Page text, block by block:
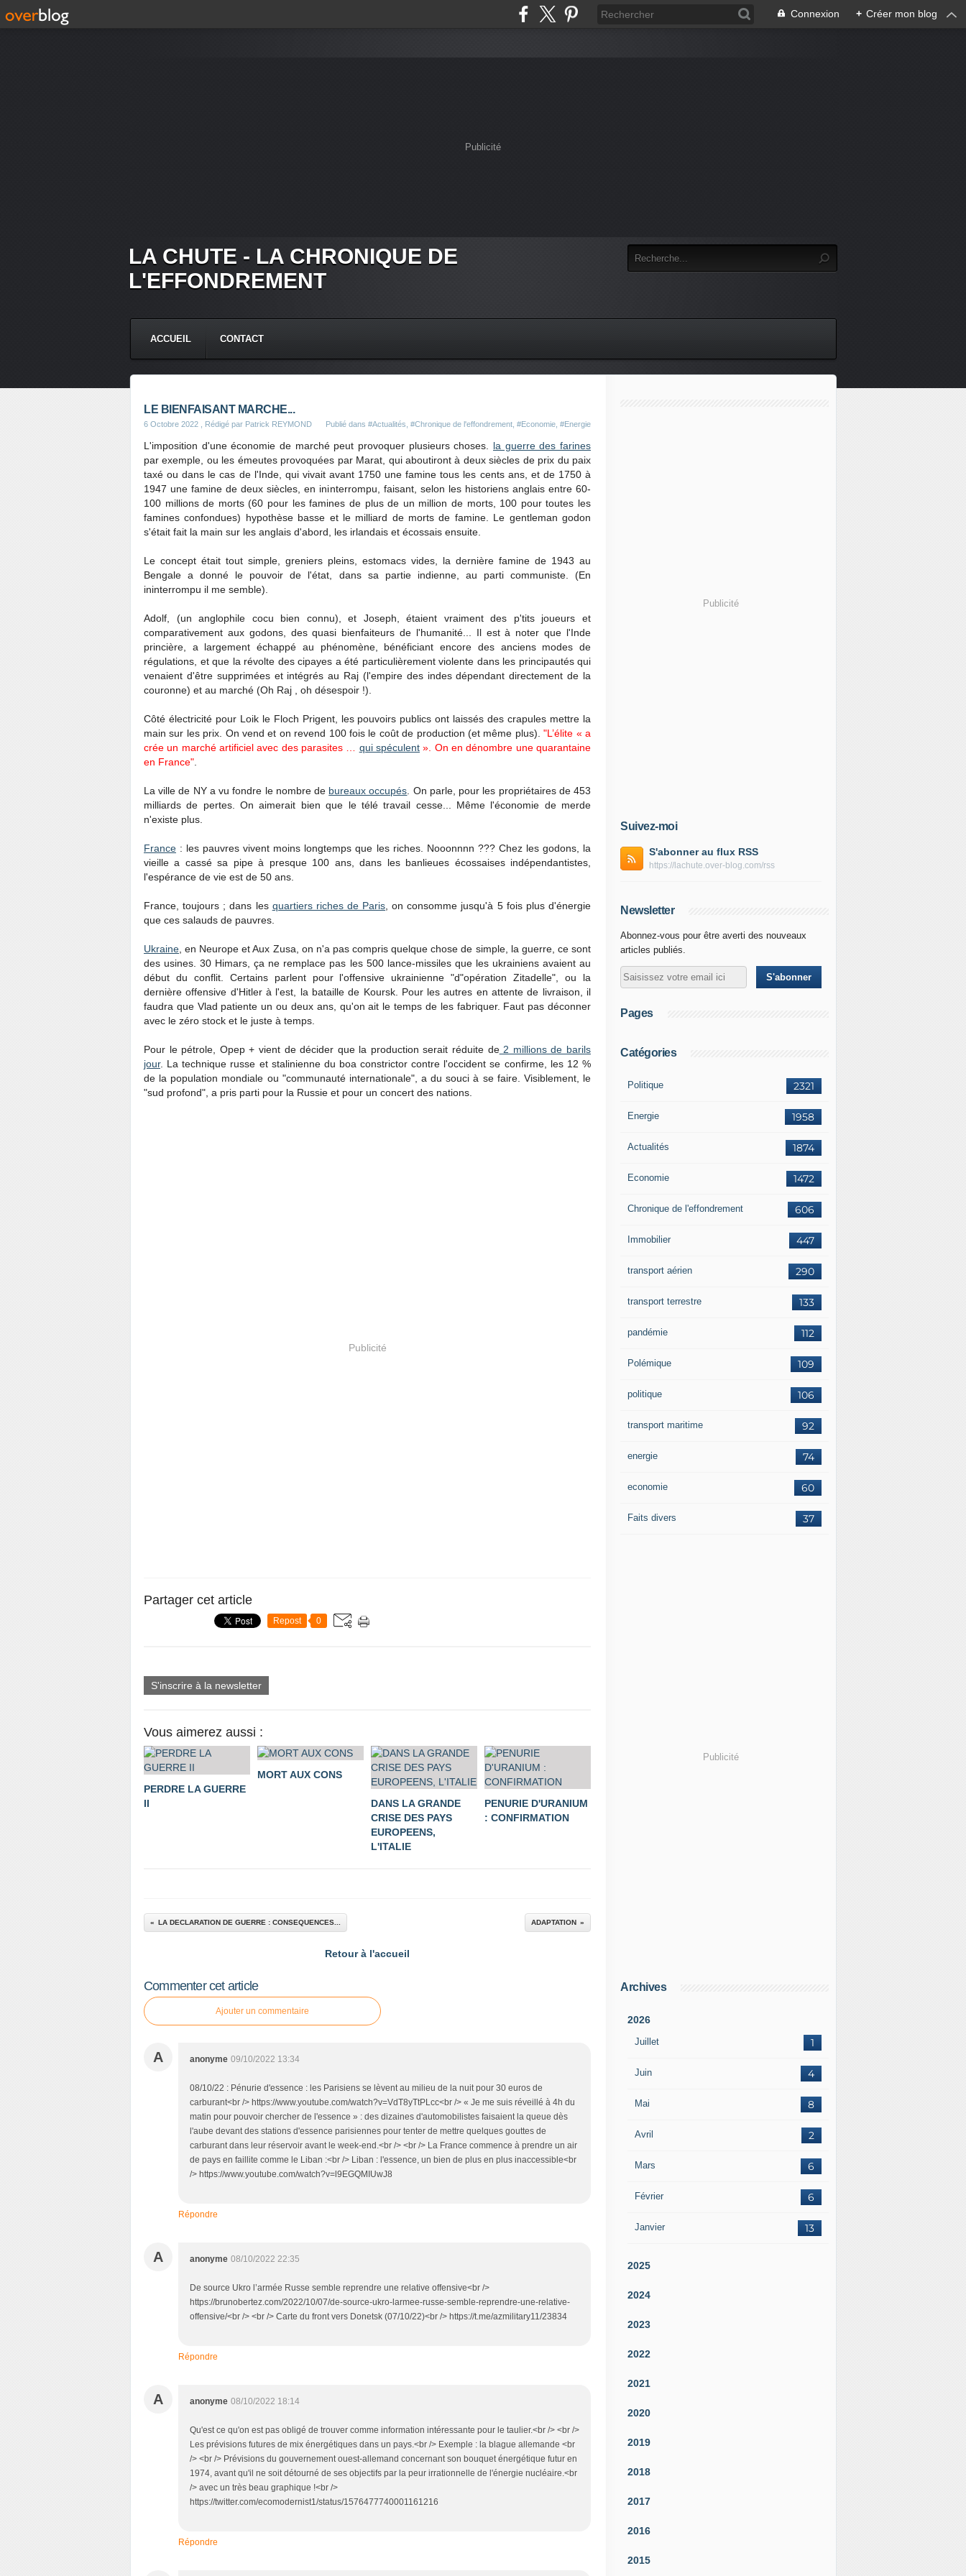
Connexion + Créer mon blog
Publicité
LA CHUTE - LA CHRONIQUE DE
L'EFFONDREMENT
ACCUEIL CONTACT
LE BIENFAISANT MARCHE...
6 Octobre 2022 , Rédigé par Patrick REYMOND Publié dans #Actualités #Chronique de l'effondrement #Economie #Energie
L'imposition d'une économie de marché peut provoquer plusieurs choses. la guerre des farines
par exemple, ou les émeutes provoquées par Marat, qui aboutiront à deux siècles de prix du paix
taxé ou dans le cas de l'Inde, qui vivait avant 1750 une famine tous les cents ans, et de 1750 à
1947 une famine de deux siècles, en ininterrompu, faisant, selon les historiens anglais entre 60-
100 millions de morts (60 pour les famines de plus de un million de morts, 100 pour toutes les
famines confondues) hypothèse basse et le milliard de morts de famine. Le gentleman godon
s'était fait la main sur les anglais d'abord, les irlandais et écossais ensuite.
Le concept était tout simple, greniers pleins, estomacs vides, la dernière famine de 1943 au
Bengale a donné le pouvoir de l'état, dans sa partie indienne, au parti communiste. (En
ininterrompu il me semble).
Adolf, (un anglophile cocu bien connu), et Joseph, étaient vraiment des p'tits joueurs et
comparativement aux godons, des quasi bienfaiteurs de l'humanité... Il est à noter que l'Inde
princière, a largement échappé au phénomène, bénéficiant encore des anciens modes de
régulations, et que la révolte des cipayes a été particulièrement violente dans les principautés qui
venaient d'être supprimées et intégrés au Raj (l'empire des indes dépendant directement de la
couronne) et au marché (Oh Raj , oh désespoir !).
Côté électricité pour Loik le Floch Prigent, les pouvoirs publics ont laissés des crapules mettre la
main sur les prix. On vend et on revend 100 fois le coût de production (et même plus)."L’élite « a
crée un marché artificiel avec des parasites … qui spéculent ». On en dénombre une quarantaine
en France"
La ville de NY a vu fondre le nombre de bureaux occupés . On parle, pour les propriétaires de 453
milliards de pertes. On aimerait bien que le télé travail cesse... Même l'économie de merde
n'existe plus.
France : les pauvres vivent moins longtemps que les riches. Nooonnnn ??? Chez les godons, la
vieille a cassé sa pipe à presque 100 ans, dans les banlieues écossaises indépendantistes,
l'espérance de vie est de 50 ans.
France, toujours ; dans les quartiers riches de Paris , on consomme jusqu'à 5 fois plus d'énergie
que ces salauds de pauvres.
Ukraine , en Neurope et Aux Zusa, on n'a pas compris quelque chose de simple, la guerre, ce sont
des usines. 30 Himars, ça ne remplace pas les 500 lance-missiles que les ukrainiens avaient au
début du conflit. Certains parlent pour l'offensive ukrainienne "d"opération Zitadelle", ou la
dernière offensive d'Hitler à l'est, la bataille de Koursk. Pour les autres en attente de livraison, il
faudra que Vlad patiente un ou deux ans, qu'on ait le temps de les fabriquer. Faut pas déconner
avec le zéro stock et le juste à temps.
Pour le pétrole, Opep + vient de décider que la production serait réduite de2 millions de barils
jour. La technique russe et stalinienne du boa constrictor contre l'occident se confirme, les 12 %
de la population mondiale ou "communauté internationale", a du souci à se faire. Visiblement, le
"sud profond", a pris parti pour la Russie et pour un concert des nations.
Publicité
Partager cet article
Repost 0
S'inscrire à la newsletter
Vous aimerez aussi :
PERDRE LA GUERRE
II
MORT AUX CONS
DANS LA GRANDE
CRISE DES PAYS
EUROPEENS,
L'ITALIE
PENURIE D'URANIUM
: CONFIRMATION
LA DECLARATION DE GUERRE : CONSEQUENCES... ADAPTATION
Retour à l'accueil
Commenter cet article
Ajouter un commentaire
A anonyme 09/10/2022 13:34
08/10/22 : Pénurie d'essence : les Parisiens se lèvent au milieu de la nuit pour 30 euros de
carburant<br /> https://www.youtube.com/watch?v=VdT8yTtPLcc<br /> « Je me suis réveillé à 4h du
matin pour pouvoir chercher de l'essence » : des dizaines d'automobilistes faisaient la queue dès
l'aube devant des stations d'essence parisiennes pour tenter de mettre quelques gouttes de
carburant dans leur réservoir avant le week-end.<br /> <br /> La France commence à prendre un air
de pays en faillite comme le Liban :<br /> Liban : l'essence, un bien de plus en plus inaccessible<br
/> https://www.youtube.com/watch?v=l9EGQMIUwJ8
Répondre
A anonyme 08/10/2022 22:35
De source Ukro l’armée Russe semble reprendre une relative offensive<br />
https://brunobertez.com/2022/10/07/de-source-ukro-larmee-russe-semble-reprendre-une-relative-
offensive/<br /> <br /> Carte du front vers Donetsk (07/10/22)<br /> https://t.me/azmilitary11/23834
Répondre
A anonyme 08/10/2022 18:14
Qu'est ce qu'on est pas obligé de trouver comme information intéressante pour le taulier.<br /> <br />
Les prévisions futures de mix énergétiques dans un pays.<br /> Exemple : la blague allemande <br
/> <br /> Prévisions du gouvernement ouest-allemand concernant son bouquet énergétique futur en
1974, avant qu'il ne soit détourné de ses objectifs par la peur irrationnelle de l'énergie nucléaire.<br
/> avec un très beau graphique !<br />
https://twitter.com/ecomodernist1/status/1576477740001161216
Répondre
Publicité
Suivez-moi
S'abonner au flux RSS
https://lachute.over-blog.com/rss
Newsletter
Abonnez-vous pour être averti des nouveaux
articles publiés.
Pages
Catégories
2321
Politique
1958
Energie
1874
Actualités
1472
Economie
606
Chronique de l'effondrement
447
Immobilier
290
transport aérien
133
transport terrestre
112
pandémie
109
Polémique
106
politique
92
transport maritime
74
energie
60
economie
37
Faits divers
Publicité
Archives
2026
Juillet 1
Juin 4
Mai 8
Avril 2
Mars 6
Février 6
Janvier 13
2025
2024
2023
2022
2021
2020
2019
2018
2017
2016
2015